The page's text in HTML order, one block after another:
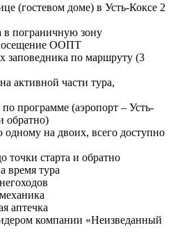
(гостевом доме) в Усть-Коксе 2
пограничную зону
ООПТ
заповедника по маршруту (3
активной части тура,
программе (аэропорт – Усть-
обратно)
одному на двоих, всего доступно
точки старта и обратно
время тура
аптечка
компании «Неизведанный